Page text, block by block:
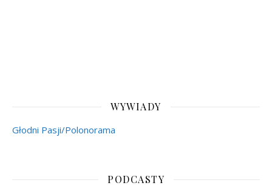
WYWIADY
Głodni Pasji/Polonorama
PODCASTY